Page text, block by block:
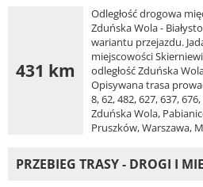
431 km
Odległość drogowa
Zduńska Wola -
wariantu przejazdu.
miejscowości
odległość Zduńska
Opisywana trasa
8, 62, 482, 627, 637,
Zduńska Wola,
Pruszków, Warszawa,
PRZEBIEG TRASY - DROGI I